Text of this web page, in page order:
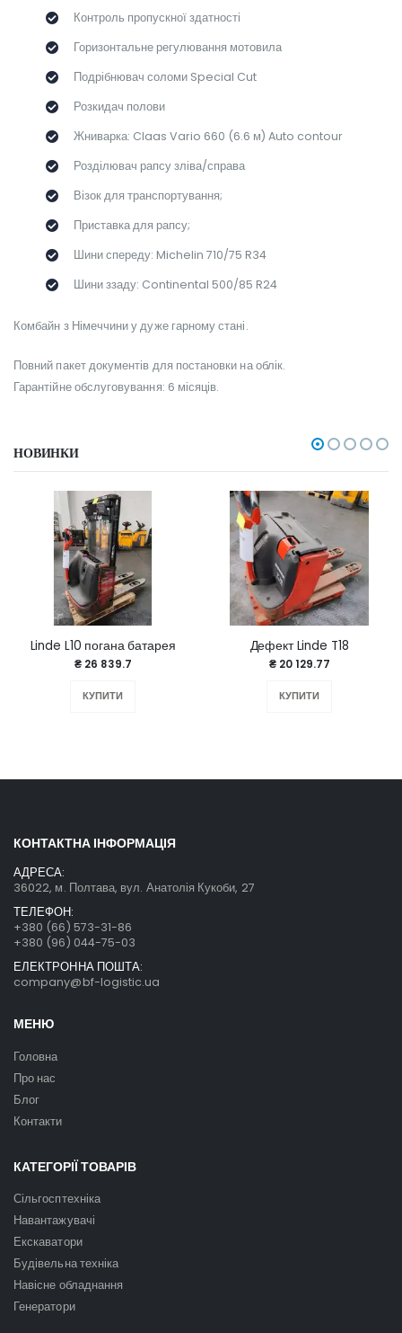
Контроль пропускної здатності
Горизонтальне регулювання мотовила
Подрібнювач соломи Special Cut
Розкидач полови
Жниварка: Claas Vario 660 (6.6 м) Auto contour
Розділювач рапсу зліва/справа
Візок для транспортування;
Приставка для рапсу;
Шини спереду: Michelin 710/75 R34
Шини ззаду: Continental 500/85 R24
Комбайн з Німеччини у дуже гарному стані.
Повний пакет документів для постановки на облік.
Гарантійне обслуговування: 6 місяців.
НОВИНКИ
Linde L10 погана батарея
₴ 26 839.7
КУПИТИ
Дефект Linde T18
₴ 20 129.77
КУПИТИ
КОНТАКТНА ІНФОРМАЦІЯ
АДРЕСА:
36022, м. Полтава, вул. Анатолія Кукоби, 27
ТЕЛЕФОН:
+380 (66) 573-31-86
+380 (96) 044-75-03
ЕЛЕКТРОННА ПОШТА:
company@bf-logistic.ua
МЕНЮ
Головна
Про нас
Блог
Контакти
КАТЕГОРІЇ ТОВАРІВ
Сільгосптехніка
Навантажувачі
Екскаватори
Будівельна техніка
Навісне обладнання
Генератори